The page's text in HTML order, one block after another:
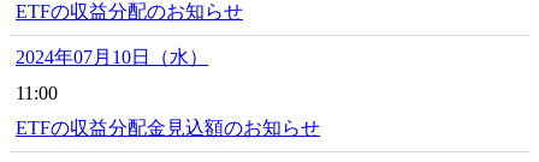
ETFの収益分配のお知らせ
2024年07月10日（水）
11:00
ETFの収益分配金見込額のお知らせ